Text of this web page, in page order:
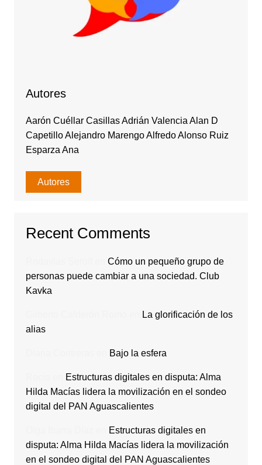
Autores
Aarón Cuéllar Casillas Adrián Valencia Alan D
Capetillo Alejandro Marengo Alfredo Alonso Ruiz
Esparza Ana
Autores
Recent Comments
Cómo un pequeño grupo de
personas puede cambiar a una sociedad. Club
Kavka
La glorificación de los
alias
Bajo la esfera
Estructuras digitales en disputa: Alma
Hilda Macías lidera la movilización en el sondeo
digital del PAN Aguascalientes
Estructuras digitales en
disputa: Alma Hilda Macías lidera la movilización
en el sondeo digital del PAN Aguascalientes